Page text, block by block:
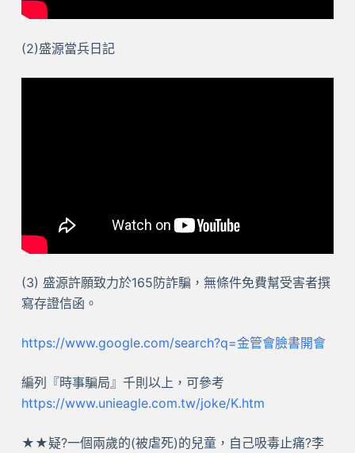
(2)盛源當兵日記
(3) 盛源許願致力於165防詐騙，無條件免費幫受害者撰
寫存證信函。
https://www.google.com/search?q=金管會臉書開會
編列『時事騙局』千則以上，可參考
https://www.unieagle.com.tw/joke/K.htm
★★疑?一個兩歲的(被虐死)的兒童，自己吸毒止痛?李